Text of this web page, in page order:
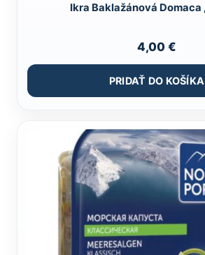
Ikra Baklažánová Domaca
4,00 €
PRIDAŤ DO KOŠÍKA